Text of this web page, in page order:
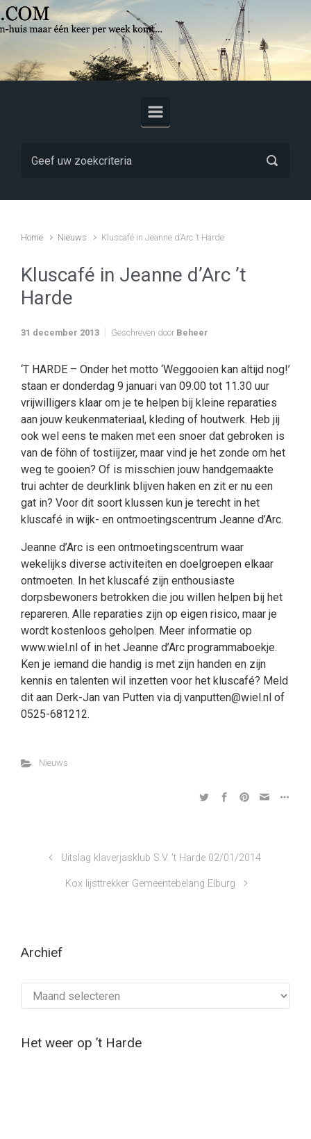
Skip to main content
Home Nieuws Kluscafé in Jeanne d’Arc ’t Harde
Kluscafé in Jeanne d’Arc ’t
Harde
31 december 2013 Geschreven door Beheer
‘T HARDE – Onder het motto ‘Weggooien kan altijd nog!’
staan er donderdag 9 januari van 09.00 tot 11.30 uur
vrijwilligers klaar om je te helpen bij kleine reparaties
aan jouw keukenmateriaal, kleding of houtwerk. Heb jij
ook wel eens te maken met een snoer dat gebroken is
van de föhn of tostiijzer, maar vind je het zonde om het
weg te gooien? Of is misschien jouw handgemaakte
trui achter de deurklink blijven haken en zit er nu een
gat in? Voor dit soort klussen kun je terecht in het
kluscafé in wijk- en ontmoetingscentrum Jeanne d’Arc.
Jeanne d’Arc is een ontmoetingscentrum waar
wekelijks diverse activiteiten en doelgroepen elkaar
ontmoeten. In het kluscafé zijn enthousiaste
dorpsbewoners betrokken die jou willen helpen bij het
repareren. Alle reparaties zijn op eigen risico, maar je
wordt kostenloos geholpen. Meer informatie op
www.wiel.nl of in het Jeanne d’Arc programmaboekje.
Ken je iemand die handig is met zijn handen en zijn
kennis en talenten wil inzetten voor het kluscafé? Meld
dit aan Derk-Jan van Putten via dj.vanputten@wiel.nl of
0525-681212.
Nieuws
Uitslag klaverjasklub S.V. ’t Harde 02/01/2014
Kox lijsttrekker Gemeentebelang Elburg
Archief
Het weer op ’t Harde